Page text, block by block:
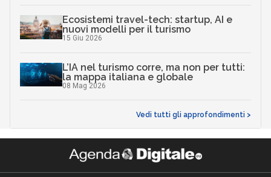
Ecosistemi travel-tech: startup, AI e
nuovi modelli per il turismo
15 Giu 2026
L’IA nel turismo corre, ma non per tutti:
la mappa italiana e globale
08 Mag 2026
Vedi tutti gli approfondimenti >